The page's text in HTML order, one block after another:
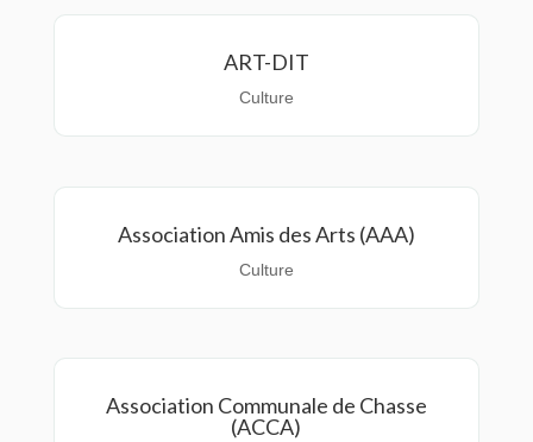
ART-DIT
Culture
Association Amis des Arts (AAA)
Culture
Association Communale de Chasse
(ACCA)